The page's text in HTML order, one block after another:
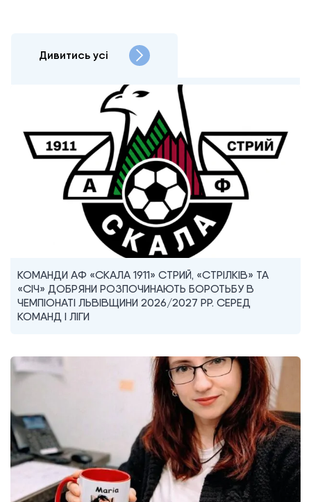
Дивитись усі
КОМАНДИ АФ «СКАЛА 1911» СТРИЙ, «СТРІЛКІВ» ТА
«СІЧ» ДОБРЯНИ РОЗПОЧИНАЮТЬ БОРОТЬБУ В
ЧЕМПІОНАТІ ЛЬВІВЩИНИ 2026/2027 РР. СЕРЕД
КОМАНД I ЛІГИ